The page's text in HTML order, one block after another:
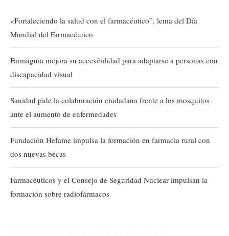
«Fortaleciendo la salud con el farmacéutico”, lema del Día
Mundial del Farmacéutico
Farmaguia mejora su accesibilidad para adaptarse a personas con
discapacidad visual
Sanidad pide la colaboración ciudadana frente a los mosquitos
ante el aumento de enfermedades
Fundación Hefame impulsa la formación en farmacia rural con
dos nuevas becas
Farmacéuticos y el Consejo de Seguridad Nuclear impulsan la
formación sobre radiofármacos